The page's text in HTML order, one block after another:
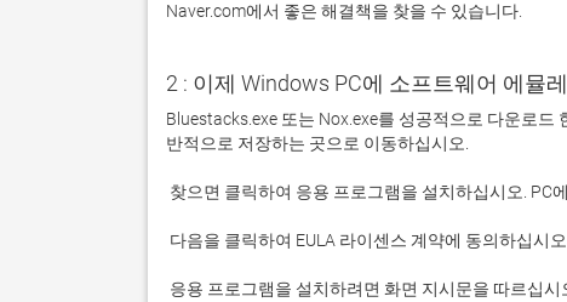
Naver.com에서 좋은 해결책을 찾을 수 있습니다.
2 : 이제 Windows PC에 소프트웨어 에뮬
Bluestacks.exe 또는 Nox.exe를 성공적으로 다운로드